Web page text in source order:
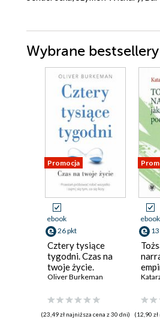
Wybrane bestsellery
Promocja
ebook
26 pkt
Cztery tysiące
tygodni. Czas na
twoje życie.
Przestań
wszystko i zajmij
się tym, co się liczy
Oliver Burkeman
(23,49 zł najniższa cena z 30 dni)
ebook
(12,90